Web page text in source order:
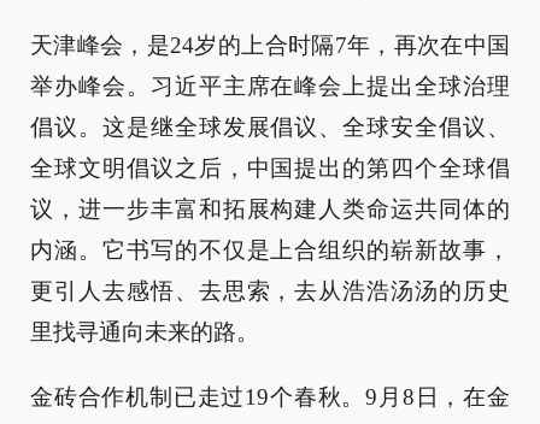
天津峰会，是24岁的上合时隔7年，再次在中国
举办峰会。习近平主席在峰会上提出全球治理
倡议。这是继全球发展倡议、全球安全倡议、
全球文明倡议之后，中国提出的第四个全球倡
议，进一步丰富和拓展构建人类命运共同体的
内涵。它书写的不仅是上合组织的崭新故事，
更引人去感悟、去思索，去从浩浩汤汤的历史
里找寻通向未来的路。
金砖合作机制已走过19个春秋。9月8日，在金